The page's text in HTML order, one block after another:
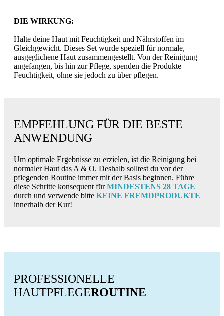
DIE WIRKUNG:
Halte deine Haut mit Feuchtigkeit und Nährstoffen im
Gleichgewicht. Dieses Set wurde speziell für normale,
ausgeglichene Haut zusammengestellt. Von der Reinigung
angefangen, bis hin zur Pflege, spenden die Produkte
Feuchtigkeit, ohne sie jedoch zu über pflegen.
EMPFEHLUNG FÜR DIE BESTE
ANWENDUNG
Um optimale Ergebnisse zu erzielen, ist die Reinigung bei
normaler Haut das A & O. Deshalb solltest du vor der
pflegenden Routine immer mit der Basis beginnen. Führe
diese Schritte konsequent fürMINDESTENS 28 TAGE
durch und verwende bitte KEINE FREMDPRODUKTE
innerhalb der Kur!
PROFESSIONELLE
HAUTPFLEGEROUTINE